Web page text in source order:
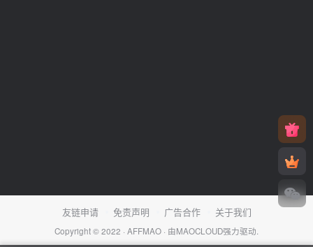
友链申请 免责声明 广告合作 关于我们
Copyright © 2022 · AFFMAO · 由MAOCLOUD强力驱动.